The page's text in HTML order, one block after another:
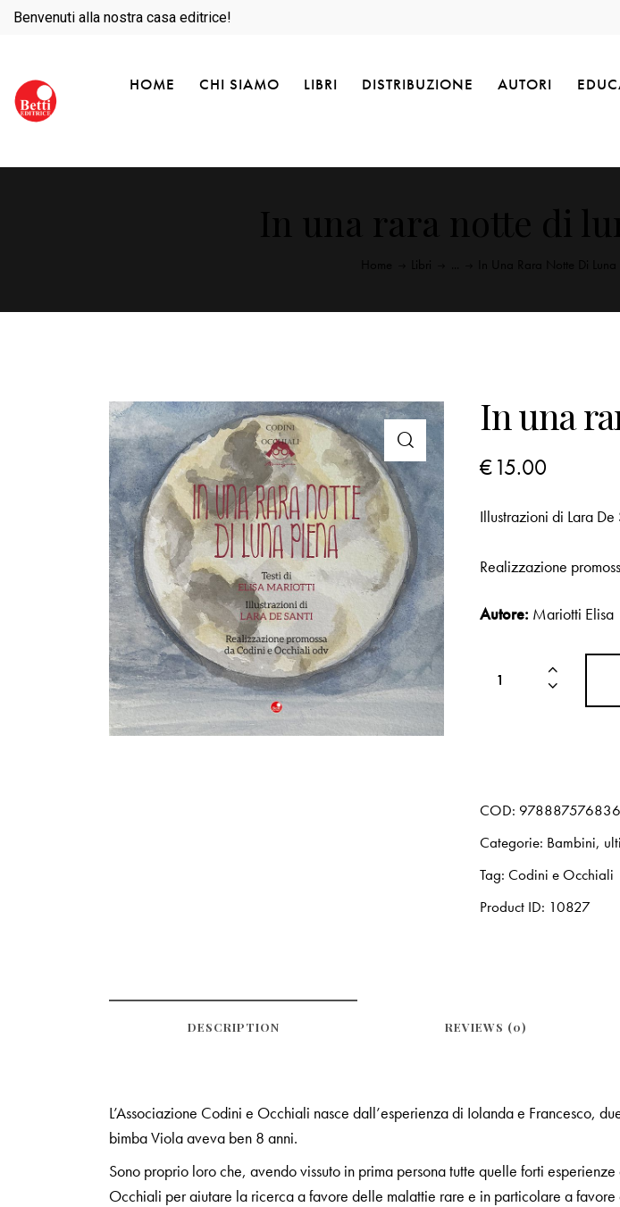
Benvenuti alla nostra casa editrice!
HOME CHI SIAMO LIBRI DISTRIBUZIONE AUTORI
In una
€15.00
Illustrazioni di Lara De
Realizzazione
Autore: Mariotti Elisa
COD:
Categorie: Bambini,
Tag:Codini e Occhiali
Product ID: 10827
DESCRIPTION REVIEWS (0)
L’Associazione Codini e Occhiali nasce dall’esperienza di Iolanda e Francesco,
bimba Viola aveva ben 8 anni.
Sono proprio loro che, avendo vissuto in prima persona tutte quelle forti
Occhiali per aiutare la ricerca a favore delle malattie rare e in particolare a